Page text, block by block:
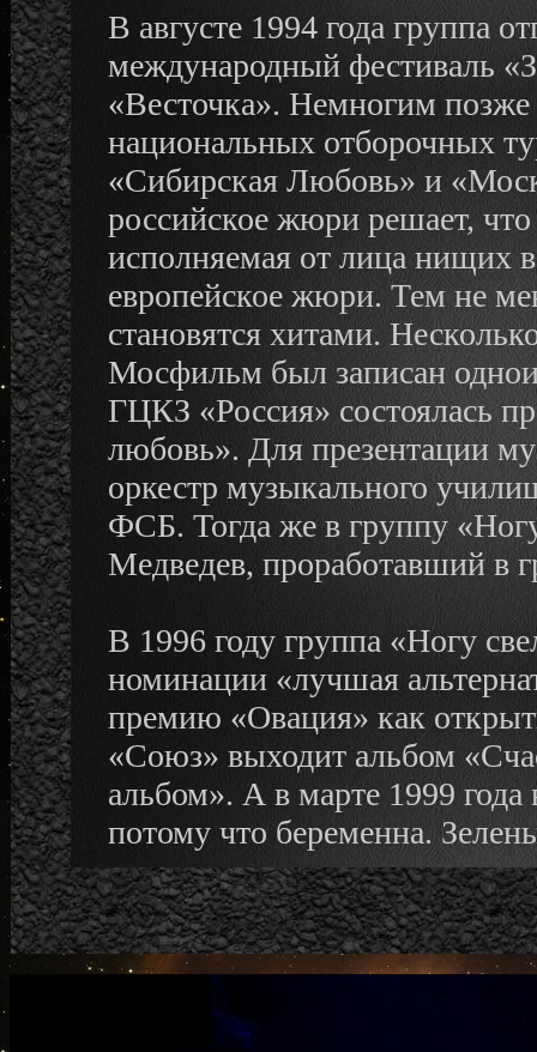
В августе 1994 года группа
международный фестиваль
«Весточка». Немногим позже
национальных отборочных
«Сибирская Любовь» и
российское жюри решает,
исполняемая от лица нищих
европейское жюри. Тем не
становятся хитами.
Мосфильм был записан
ГЦКЗ «Россия» состоялась
любовь». Для презентации
оркестр музыкального
ФСБ. Тогда же в группу
Медведев, проработавший в
В 1996 году группа «Ногу
номинации «лучшая
премию «Овация» как
«Союз» выходит альбом
альбом». А в марте 1999
потому что беременна.